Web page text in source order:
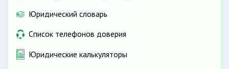
Юридический словарь
Список телефонов доверия
Юридические калькуляторы